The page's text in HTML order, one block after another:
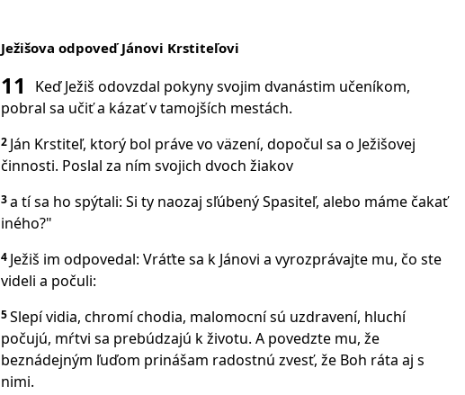
Ježišova odpoveď Jánovi Krstiteľovi
11
Keď Ježiš odovzdal pokyny svojim dvanástim učeníkom,
pobral sa učiť a kázať v tamojších mestách.
2 Ján Krstiteľ, ktorý bol práve vo väzení, dopočul sa o Ježišovej
činnosti. Poslal za ním svojich dvoch žiakov
3a tí sa ho spýtali: Si ty naozaj sľúbený Spasiteľ, alebo máme čakať
iného?"
4 Ježiš im odpovedal: Vráťte sa k Jánovi a vyrozprávajte mu, čo ste
videli a počuli:
5Slepí vidia, chromí chodia, malomocní sú uzdravení, hluchí
počujú, mŕtvi sa prebúdzajú k životu. A povedzte mu, že
beznádejným ľuďom prinášam radostnú zvesť, že Boh ráta aj s
nimi.